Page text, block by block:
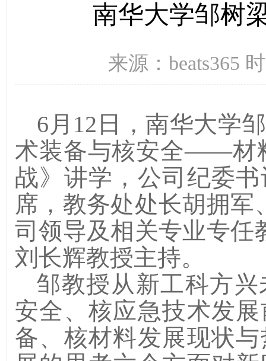
南华大学邹树
来源：beats365
6月 12 日，南华大学
术装备与核安全——材
战》讲学，公司纪委
席，教务处处长胡拥军
司领导及相关专业专任
刘长辉教授主持。
邹教授从新工科方
安全、核应急技术发
备、核材料发展现状